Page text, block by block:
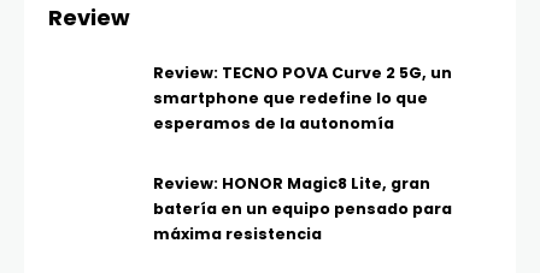
Review
Review: TECNO POVA Curve 2 5G, un
smartphone que redefine lo que
esperamos de la autonomía
Review: HONOR Magic8 Lite, gran
batería en un equipo pensado para
máxima resistencia